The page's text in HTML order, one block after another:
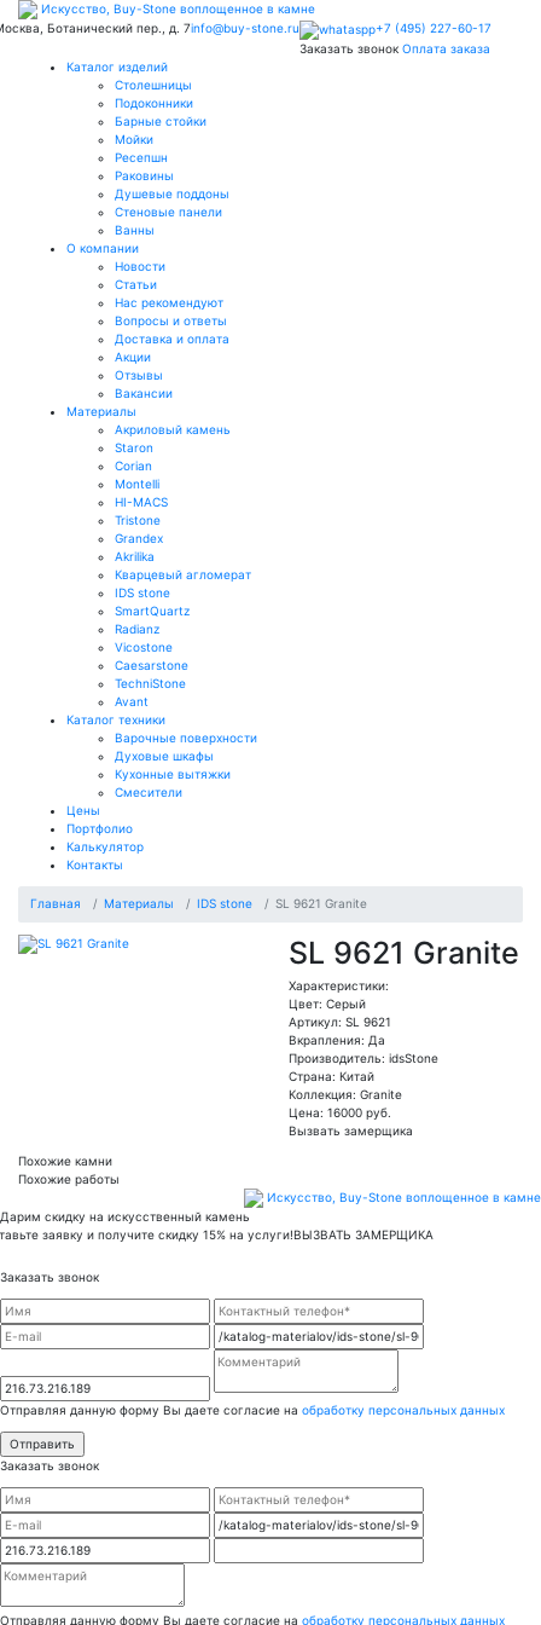
Искусство, Buy-Stone воплощенное в камне
Ботанический пер., д. 7info@buy-stone.ru
+7 (495) 227-60-17
Заказать звонок Оплата заказа
Каталог изделий
Столешницы
Подоконники
Барные стойки
Мойки
Ресепшн
Раковины
Душевые поддоны
Стеновые панели
Ванны
О компании
Новости
Статьи
Нас рекомендуют
Вопросы и ответы
Доставка и оплата
Акции
Отзывы
Вакансии
Материалы
Акриловый камень
Staron
Corian
Montelli
HI-MACS
Tristone
Grandex
Akrilika
Кварцевый агломерат
IDS stone
SmartQuartz
Radianz
Vicostone
Caesarstone
TechniStone
Avant
Каталог техники
Варочные поверхности
Духовые шкафы
Кухонные вытяжки
Смесители
Цены
Портфолио
Калькулятор
Контакты
Главная Материалы IDS stone SL 9621 Granite
SL 9621 Granite
Характеристики:
Цвет: Серый
Артикул: SL 9621
Вкрапления: Да
Производитель: idsStone
Страна: Китай
Коллекция: Granite
Цена: 16000 руб.
Вызвать замерщика
Похожие камни
Похожие работы
Искусство, Buy-Stone воплощенное в камне
Дарим скидку на искусственный камень
заявку и получите скидку 15% на услуги!ВЫЗВАТЬ ЗАМЕРЩИКА
Заказать звонок
Отправляя данную форму Вы даете согласие на обработку персональных данных
Заказать звонок
Отправляя данную форму Вы даете согласие на обработку персональных данных